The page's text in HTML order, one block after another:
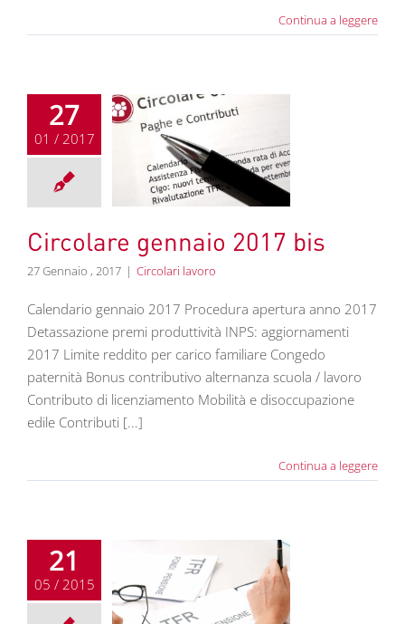
Continua a leggere
27
01 / 2017
gennaio 2017
lavoro
Circolare gennaio 2017 bis
27 Gennaio , 2017 | Circolari lavoro
Calendario gennaio 2017 Procedura apertura anno 2017
Detassazione premi produttività INPS: aggiornamenti
2017 Limite reddito per carico familiare Congedo
paternità Bonus contributivo alternanza scuola / lavoro
Contributo di licenziamento Mobilità e disoccupazione
edile Contributi [...]
Continua a leggere
21
05 / 2015
integrativa di
(QU.I.R.)